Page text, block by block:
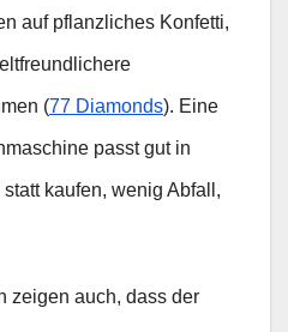
auf pflanzliches Konfetti,
(77 Diamonds). Eine
passt gut in
kaufen, wenig Abfall,
zeigen auch, dass der